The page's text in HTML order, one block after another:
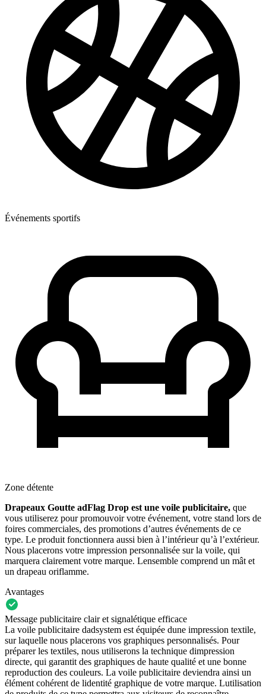
Événements sportifs
Zone détente
Drapeaux Goutte adFlag Drop est une voile publicitaire, que
vous utiliserez pour promouvoir votre événement, votre stand lors de
foires commerciales, des promotions d’autres événements de ce
type. Le produit fonctionnera aussi bien à l’intérieur qu’à l’extérieur.
Nous placerons votre impression personnalisée sur la voile, qui
marquera clairement votre marque. Lensemble comprend un mât et
un drapeau oriflamme.
Avantages
Message publicitaire clair et signalétique efficace
La voile publicitaire dadsystem est équipée dune impression textile,
sur laquelle nous placerons vos graphiques personnalisés. Pour
préparer les textiles, nous utiliserons la technique dimpression
directe, qui garantit des graphiques de haute qualité et une bonne
reproduction des couleurs. La voile publicitaire deviendra ainsi un
élément cohérent de lidentité graphique de votre marque. Lutilisation